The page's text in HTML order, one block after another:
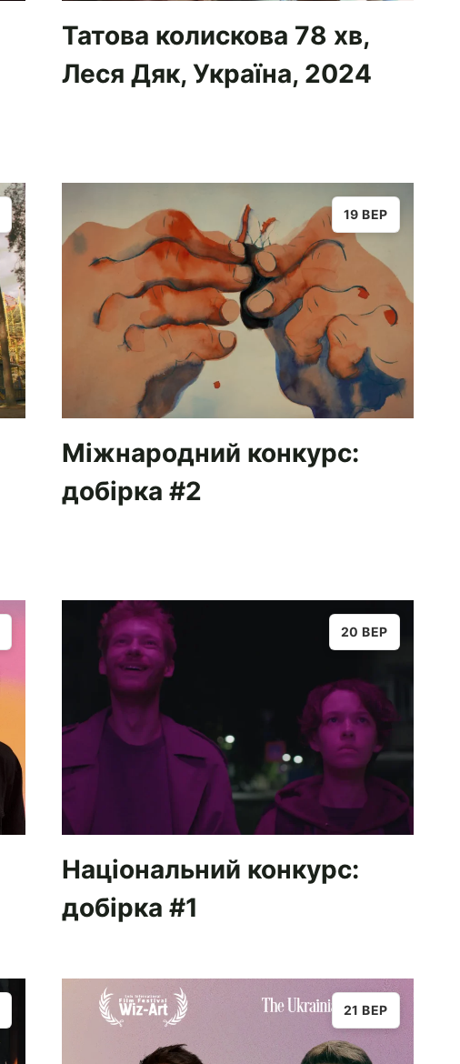
Татова колискова 78 хв,
Леся Дяк, Україна, 2024
19 ВЕР
Міжнародний конкурс:
добірка #2
20 ВЕР
Національний конкурс:
добірка #1
21 ВЕР